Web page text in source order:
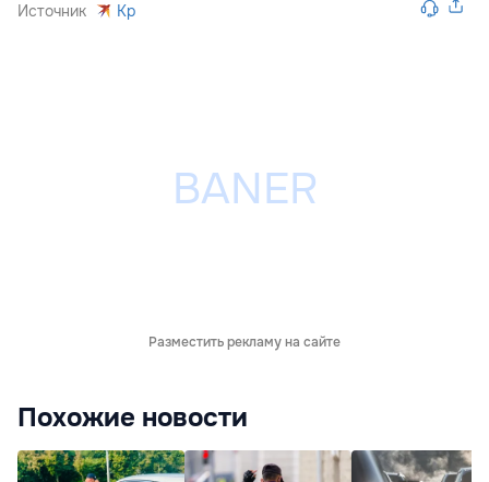
Источник Kp
Разместить рекламу на сайте
Похожие новости